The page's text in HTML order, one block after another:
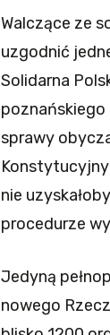
Walczące ze
uzgodnić
Solidarna
poznańskiego
sprawy
nie
procedurze
Jedyną
nowego